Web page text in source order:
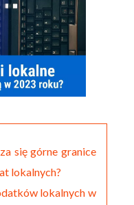
się górne granice
lokalnych?
lokalnych w